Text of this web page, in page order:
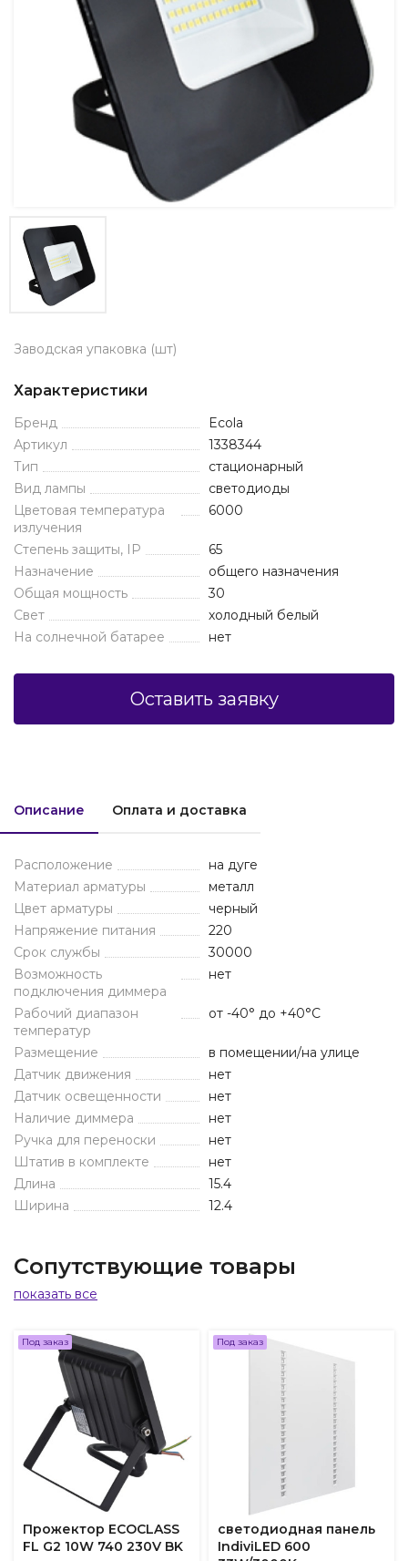
Заводская упаковка (шт)
Характеристики
Бренд
Ecola
Артикул
1338344
Тип
стационарный
Вид лампы
светодиоды
Цветовая температура
излучения
6000
Степень защиты, IP
65
Назначение
общего назначения
Общая мощность
30
Свет
холодный белый
На солнечной батарее
нет
Оставить заявку
Описание Оплата и доставка
Расположение
на дуге
Материал арматуры
металл
Цвет арматуры
черный
Напряжение питания
220
Срок службы
30000
Возможность
подключения диммера
нет
Рабочий диапазон
температур
от -40° до +40°С
Размещение
в помещении/на улице
Датчик движения
нет
Датчик освещенности
нет
Наличие диммера
нет
Ручка для переноски
нет
Штатив в комплекте
нет
Длина
15.4
Ширина
12.4
Сопутствующие товары
показать все
Под заказ
Прожектор ECOCLASS
FL G2 10W 740 230V BK
Под заказ
светодиодная панель
IndiviLED 600